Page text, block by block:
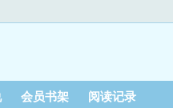
会员书架 阅读记录